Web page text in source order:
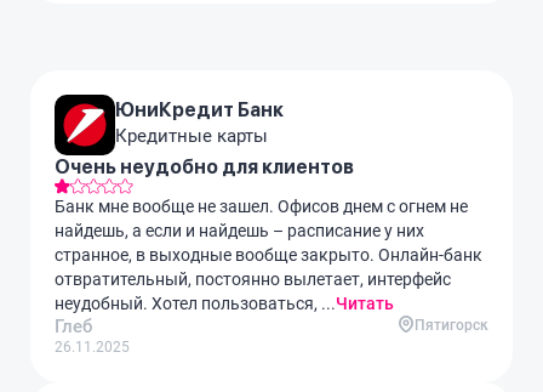
ЮниКредит Банк
Кредитные карты
Очень неудобно для клиентов
Банк мне вообще не зашел. Офисов днем с огнем не
найдешь, а если и найдешь – расписание у них
странное, в выходные вообще закрыто. Онлайн-банк
отвратительный, постоянно вылетает, интерфейс
неудобный. Хотел пользоваться, ...Читать
Глеб
26.11.2025
Пятигорск